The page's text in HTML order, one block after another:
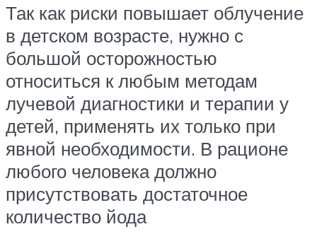
Так как риски повышает облучение
в детском возрасте, нужно с
большой осторожностью
относиться к любым методам
лучевой диагностики и терапии у
детей, применять их только при
явной необходимости. В рационе
любого человека должно
присутствовать достаточное
количество йода